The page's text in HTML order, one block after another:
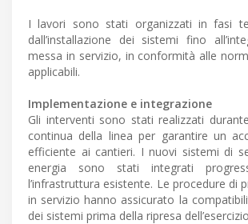
I lavori sono stati organizzati in fasi
dall’installazione dei sistemi fino
messa in servizio, in conformità alle
applicabili.
Implementazione e integrazione
Gli interventi sono stati realizzati
continua della linea per garantire un
efficiente ai cantieri. I nuovi sistemi di
energia sono stati integrati
l’infrastruttura esistente. Le procedure di
in servizio hanno assicurato la
dei sistemi prima della ripresa